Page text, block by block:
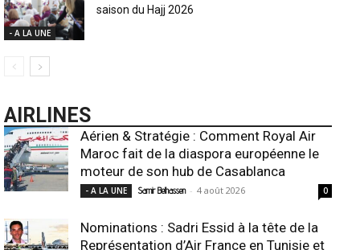
- A LA UNE
saison du Hajj 2026
AIRLINES
Aérien & Stratégie : Comment Royal Air
Maroc fait de la diaspora européenne le
moteur de son hub de Casablanca
- A LA UNE Samir Belhassen - 4 août 2026 0
Nominations : Sadri Essid à la tête de la
Représentation d’Air France en Tunisie et